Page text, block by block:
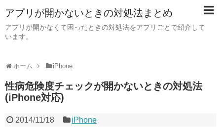
アプリが開かないときの対処法まとめ
アプリが開かなくて困ったときの対処法をアプリごとで紹介して
います。
ホーム iPhone
性病危険度チェックが開かないときの対処法
(iPhone対応)
2014/11/18 iPhone